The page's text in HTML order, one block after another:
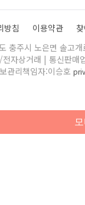
방침 이용약관
충주시 노은면 솔고
자상거래 | 통신판매
관리책임자:이승호